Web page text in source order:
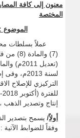
معنون إلى كافة
المختصة
عملاً بسلطات
لسنة
التركيزي للإصلاح
إنتاج وتصدير الذهب
أولاً/ يسمح بتصدير
وفقاً للضوابط الآتية :